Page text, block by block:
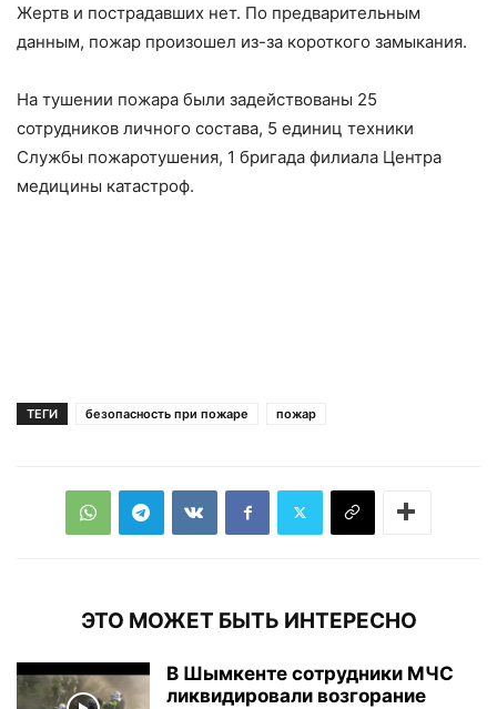
Жертв и пострадавших нет. По предварительным
данным, пожар произошел из-за короткого замыкания.
На тушении пожара были задействованы 25
сотрудников личного состава, 5 единиц техники
Службы пожаротушения, 1 бригада филиала Центра
медицины катастроф.
ТЕГИ безопасность при пожаре пожар
ЭТО МОЖЕТ БЫТЬ ИНТЕРЕСНО
В Шымкенте сотрудники МЧС
ликвидировали возгорание